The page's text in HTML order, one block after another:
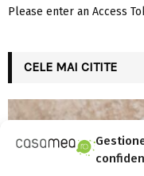
Please enter an Access
CELE MAI CITITE